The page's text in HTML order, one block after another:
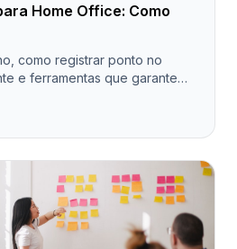
Home Office: Como
como registrar ponto no
e ferramentas que garantem